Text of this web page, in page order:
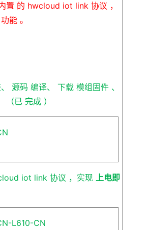
置 的 hwcloud iot link协议 ，
功能。
、源码编译、下载模组固件 、
（已完成 ）
iot link协议 ，实现上电即
L610-CN